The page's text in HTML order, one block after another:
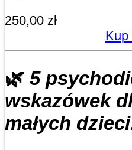
250,00 zł
Kup
🌿 5
wskazówek
małych